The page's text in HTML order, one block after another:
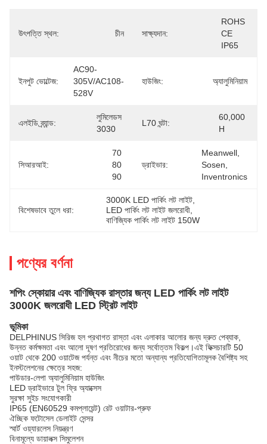
উৎপত্তি স্থল: চীন সাক্ষ্যদান:
ROHS
CE
IP65
ইনপুট ভোল্টেজ:
AC90-
305V/AC108-
528V
হাউজিং: অ্যালুমিনিয়াম
এলইডি ব্র্যান্ড:
লুমিলেডস
3030
L70 ঘন্টা:
60,000
H
সিআরআই:
70
80
90
ড্রাইভার:
Meanwell,
Sosen,
Inventronics
বিশেষভাবে তুলে ধরা:
3000K LED পার্কিং লট লাইট
LED পার্কিং লট লাইট জলরোধী
বাণিজ্যিক পার্কিং লট লাইট 150W
পণ্যের বর্ণনা
শপিং স্কোয়ার এবং বাণিজ্যিক রাস্তার জন্য LED পার্কিং লট লাইট
3000K জলরোধী LED স্ট্রিট লাইট
ভূমিকা
DELPHINUS সিরিজ হল প্রথাগত রাস্তা এবং এলাকার আলোর জন্য দ্রুত পেব্যাক,
উন্নত কর্মক্ষমতা এবং আলো দূষণ প্রতিরোধের জন্য সর্বোত্তম বিকল্প।এই ফিক্সচারটি 50
ওয়াট থেকে 200 ওয়াটেজ পর্যন্ত এবং নীচের মতো অন্যান্য প্রতিযোগিতামূলক বৈশিষ্ট্য সহ
ইনস্টলেশনের ক্ষেত্রে সহজ:
পাউডার-লেপা অ্যালুমিনিয়াম হাউজিং
LED ড্রাইভারে টুল ফ্রি অ্যাক্সেস
সুরক্ষা সুইচ সংযোগকারী
IP65 (EN60529 কমপ্লায়েন্ট) রেট ওয়াটার-প্রুফ
ঐচ্ছিক ফটোসেল ডেলাইট সেন্সর
স্মার্ট ওয়্যারলেস নিয়ন্ত্রণ
বিনামূল্যে ডায়ালক্স সিমুলেশন